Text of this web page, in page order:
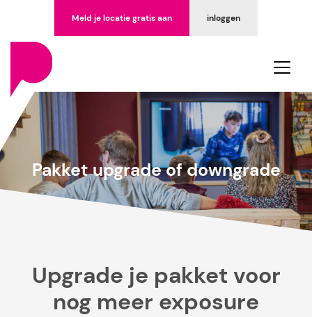
inloggen
Meld je locatie gratis aan
Pakket upgrade of downgrade
Upgrade je pakket voor
nog meer exposure